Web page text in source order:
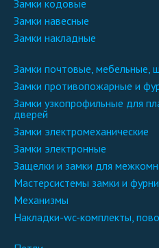
замки кодовые
замки навесные
замки накладные
замки почтовые, мебельные,
замки противопожарные и
замки узкопрофильные для пластиковых и алюминиевых
дверей
замки электромеханические
замки электронные
защелки и замки для
мастерсистемы замки и
механизмы
накладки-wc-комплекты,